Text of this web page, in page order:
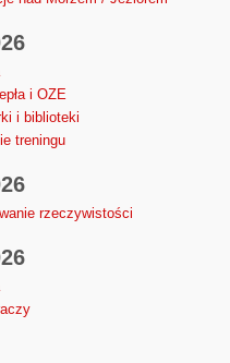
i OZE
i biblioteki
treningu
rzeczywistości